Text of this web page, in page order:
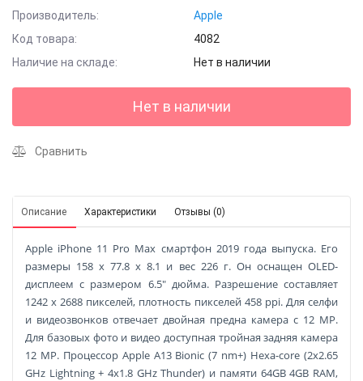
Производитель:
Apple
Код товара:
4082
Наличие на складе:
Нет в наличии
Нет в наличии
Сравнить
Описание Характеристики Отзывы (0)
Apple iPhone 11 Pro Max смартфон 2019 года выпуска. Его
размеры 158 x 77.8 x 8.1 и вес 226 г. Он оснащен OLED-
дисплеем с размером 6.5" дюйма. Разрешение составляет
1242 x 2688 пикселей, плотность пикселей 458 ppi. Для селфи
и видеозвонков отвечает двойная предна камера с 12 MP.
Для базовых фото и видео доступная тройная задняя камера
12 MP. Процессор Apple A13 Bionic (7 nm+) Hexa-core (2x2.65
GHz Lightning + 4x1.8 GHz Thunder) и памяти 64GB 4GB RAM,